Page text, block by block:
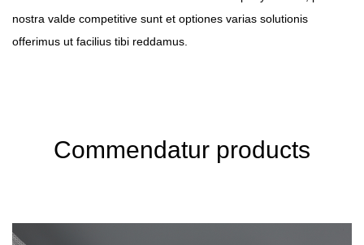
nostra valde competitive sunt et optiones varias solutionis
offerimus ut facilius tibi reddamus.
Commendatur products